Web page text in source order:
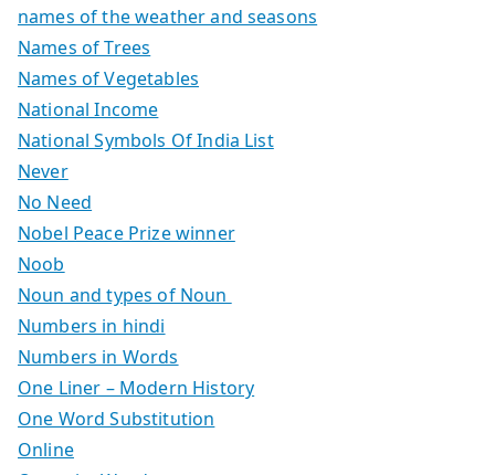
names of the weather and seasons
Names of Trees
Names of Vegetables
National Income
National Symbols Of India List
Never
No Need
Nobel Peace Prize winner
Noob
Noun and types of Noun
Numbers in hindi
Numbers in Words
One Liner – Modern History
One Word Substitution
Online